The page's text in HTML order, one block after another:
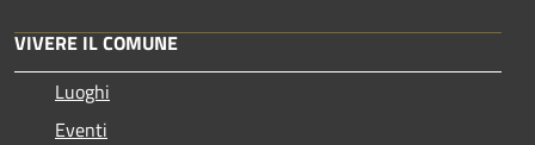
VIVERE IL COMUNE
Luoghi
Eventi